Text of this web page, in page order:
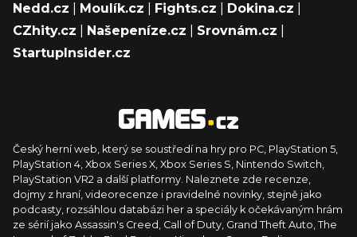
Nedd.cz
Moulík.cz Fights.cz Dokina.cz
CZhity.cz
Našepeníze.cz Srovnám.cz
StartupInsider.cz
Český herní web, který se soustředí na hry pro PC, PlayStation 5,
PlayStation 4, Xbox Series X, Xbox Series S, Nintendo Switch,
PlayStation VR2 a další platformy. Naleznete zde recenze,
dojmy z hraní, videorecenze i pravidelné novinky, stejně jako
podcasty, rozsáhlou databázi her a speciály k očekávaným hrám
ze sérií jako Assassin's Creed, Call of Duty, Grand Theft Auto, The